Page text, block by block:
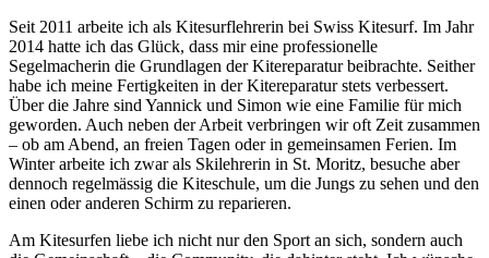
Seit 2011 arbeite ich als Kitesurflehrerin bei Swiss Kitesurf. Im Jahr
2014 hatte ich das Glück, dass mir eine professionelle
Segelmacherin die Grundlagen der Kitereparatur beibrachte. Seither
habe ich meine Fertigkeiten in der Kitereparatur stets verbessert.
Über die Jahre sind Yannick und Simon wie eine Familie für mich
geworden. Auch neben der Arbeit verbringen wir oft Zeit zusammen
– ob am Abend, an freien Tagen oder in gemeinsamen Ferien. Im
Winter arbeite ich zwar als Skilehrerin in St. Moritz, besuche aber
dennoch regelmässig die Kiteschule, um die Jungs zu sehen und den
einen oder anderen Schirm zu reparieren.
Am Kitesurfen liebe ich nicht nur den Sport an sich, sondern auch